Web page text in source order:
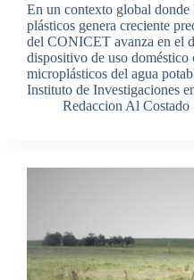
En un contexto global
plásticos genera creciente
del CONICET avanza en el
dispositivo de uso doméstico
microplásticos del agua
Instituto de Investigaciones
Redaccion Al Costado